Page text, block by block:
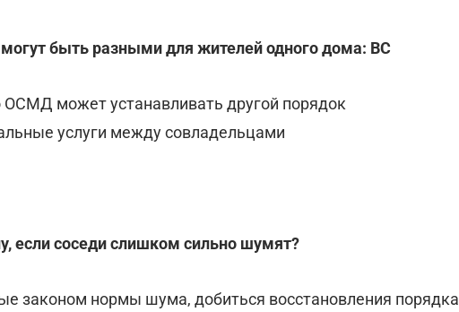
быть разными для жителей одного дома: ВС
может устанавливать другой порядок
услуги между совладельцами
если соседи слишком сильно шумят?
законом нормы шума, добиться восстановления порядка